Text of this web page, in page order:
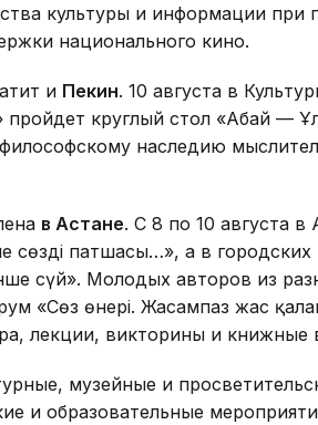
культуры и информации при
национального кино.
и Пекин. 10 августа в
круглый стол «Абай —
наследию
в Астане. С 8 по 10 августа в
сөздің патшасы…», а в
сүй». Молодых авторов из
«Сөз өнері. Жасампаз жас
лекции, викторины и книжные
музейные и
и образовательные